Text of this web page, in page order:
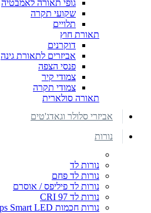
גופי תאורה לאמבטיה
שקועי תקרה
תלויים
תאורת חוץ
דוקרנים
אביזרים לתאורת גינה
פנסי הצפה
צמודי קיר
צמודי תקרה
תאורה סולארית
אביזרי סלולר וגאדג'טים
נורות
נורות לד
נורות לד פחם
נורות לד פיליפס / אוסרם
נורות לד CRI 97
נורות חכמות Philips Smart LED